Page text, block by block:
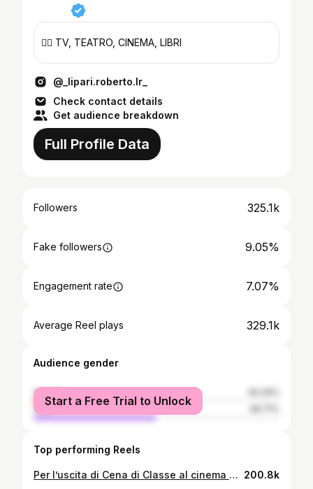
👇🏻 TV, TEATRO, CINEMA, LIBRI
@_lipari.roberto.lr_
Check contact details
Get audience breakdown
Full Profile Data
Followers 325.1k
Fake followers 9.05%
Engagement rate 7.07%
Average Reel plays 329.1k
Audience gender
female
male
Start a Free Trial to Unlock
Top performing Reels
Per l’uscita di Cena di Classe al cinema non abbiamo perso l’occasione di insultare Mandelli anche a Only Fun. 200.8k